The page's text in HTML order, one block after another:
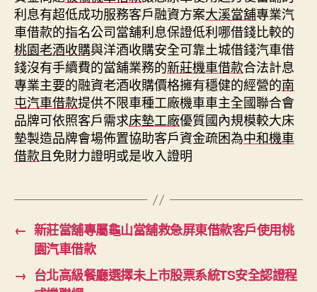
利息有超低成功服務客戶融資方案大溪當舖專業汽
車借款的指名公司當舖利息保證低利哪借錢比較的
桃園老酒收購與洋酒收購安全可靠土城借錢汽車借
錢沒有手續費的當舖業務的新莊機車借款合法計息
專業主要的融資老酒收購價格擁有穩健的經營的南
屯汽車借款提供不限車種工廠機車車主全國聯合會
品牌可依照客戶需求床墊工廠優質國內規模較大床
墊製造品牌會場佈置協助客戶資金疏困為中和機車
借款且免財力證明或是收入證明
← 新莊當舖專屬龜山當舖救急屏東借款客戶使用桃
園汽車借款
→ 台北高級餐廳選擇未上市股票系統TS安全認證程